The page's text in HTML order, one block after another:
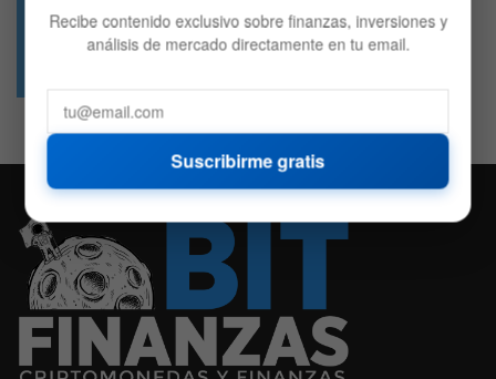
49.6k 4.7k
Recibe contenido exclusivo sobre finanzas, inversiones y
análisis de mercado directamente en tu email.
Suscribirme gratis